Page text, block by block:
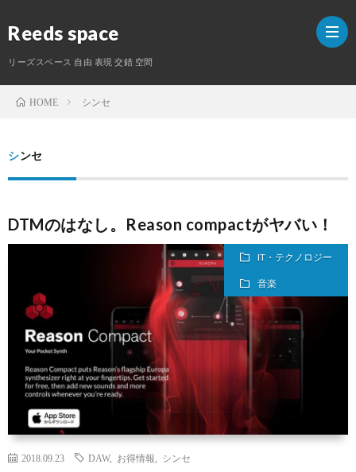
Reeds space
リーズスペース 自由 表現 交錯 空間
タ
HOME シンセ
シンセ
DTMのはなし。Reason compactがヤバい！
IT・テクノロジー
音楽
2018.09.23 DAW, お得情報 シンセ